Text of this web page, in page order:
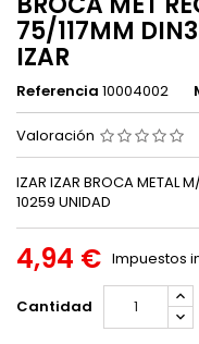
75/117MM
IZAR
Referencia 10004002
Valoración
IZAR IZAR BROCA METAL
10259 UNIDAD
4,94 € Impuestos
Cantidad